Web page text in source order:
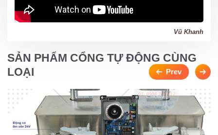
Vũ Khanh
SẢN PHẨM CỔNG TỰ ĐỘNG CÙNG
LOẠI